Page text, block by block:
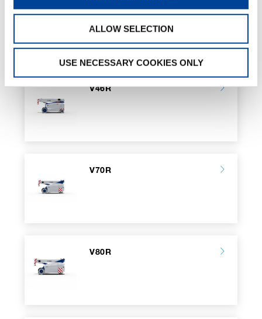
ALLOW SELECTION
USE NECESSARY COOKIES ONLY
V46R
V70R
V80R